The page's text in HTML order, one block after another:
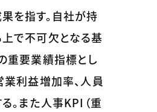
を指す。自社が持
で不可欠となる基
重要業績指標とし
業利益増加率、人員
。また人事KPI（重